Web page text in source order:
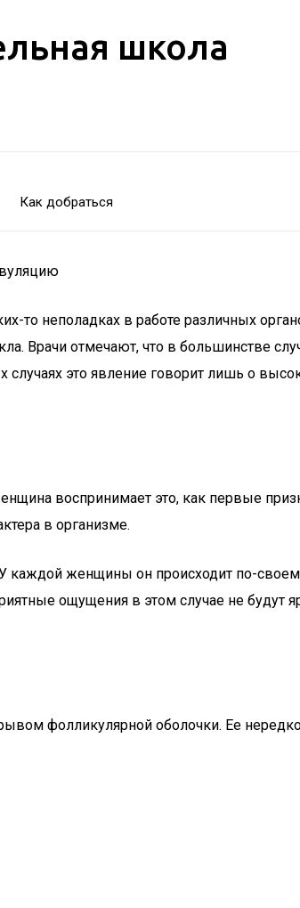
школа
Как добраться
неполадках в работе различных
Врачи отмечают, что в большинстве
это явление говорит лишь о
воспринимает это, как первые
в организме.
каждой женщины он происходит по-
ощущения в этом случае не будут
фолликулярной оболочки. Ее